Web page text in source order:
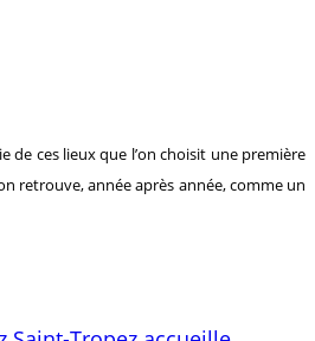
de ces lieux que l’on choisit une première
retrouve, année après année, comme un